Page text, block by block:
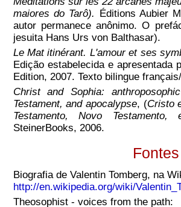
maiores do Tarô). Éditions Aubier
autor permanece anônimo. O
jesuita Hans Urs von Balthasar).
Le Mat itinérant. L'amour et ses
Edição estabelecida e apresentada
Edition, 2007. Texto bilingue
Christ and Sophia:
Testament, and apocalypse, (Cristo
Testamento, Novo Testamento,
SteinerBooks, 2006.
Biografia de Valentin Tomberg, na
http://en.wikipedia.org/wiki/
Theosophist - voices from the path: